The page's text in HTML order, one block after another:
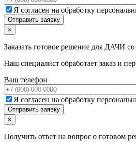
Я согласен на обработку
×
Заказать готовое решение для ДАЧИ со
Наш специалист обработает заказ и
Ваш телефон
Я согласен на обработку
×
Получить ответ на вопрос о готовом